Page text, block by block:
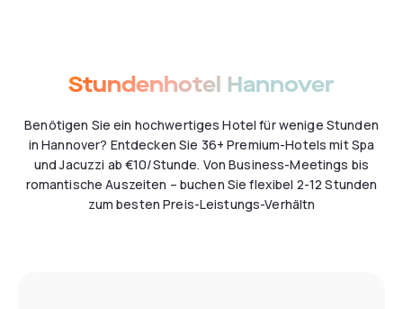
Stundenhotel Hannover
Benötigen Sie ein hochwertiges Hotel für wenige Stunden
in Hannover? Entdecken Sie 36+ Premium-Hotels mit Spa
und Jacuzzi ab €10/Stunde. Von Business-Meetings bis
romantische Auszeiten – buchen Sie flexibel 2-12 Stunden
zum besten Preis-Leistungs-Verhältn